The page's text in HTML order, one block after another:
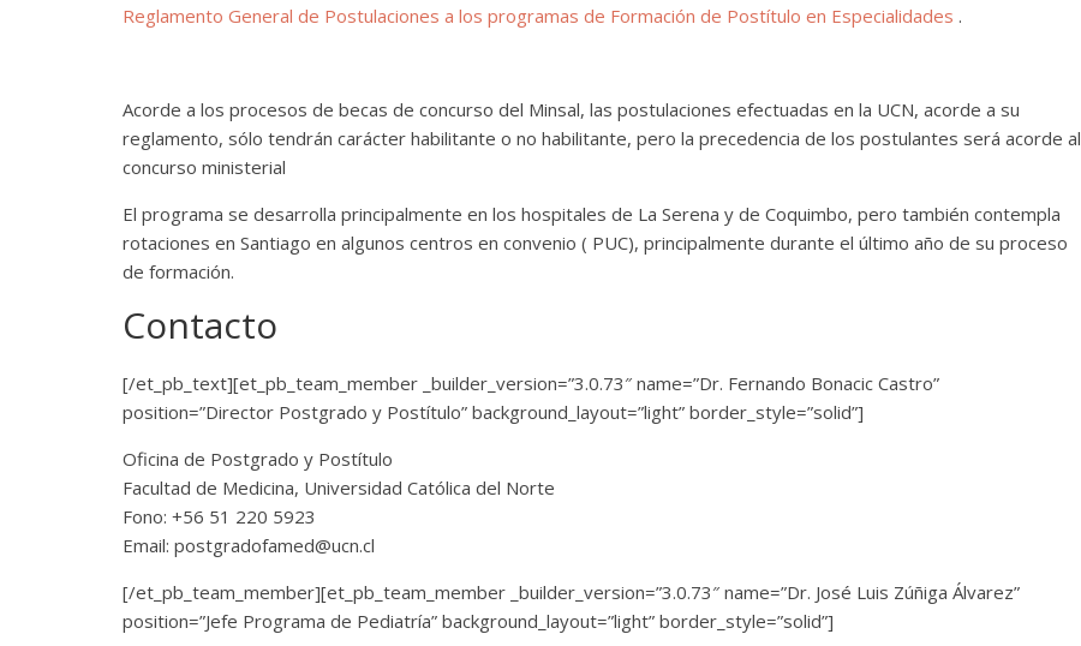
Reglamento General de Postulaciones a los programas de Formación de Postítulo en Especialidades .
Acorde a los procesos de becas de concurso del Minsal, las postulaciones efectuadas en la UCN, acorde a su
reglamento, sólo tendrán carácter habilitante o no habilitante, pero la precedencia de los postulantes será acorde al
concurso ministerial
El programa se desarrolla principalmente en los hospitales de La Serena y de Coquimbo, pero también contempla
rotaciones en Santiago en algunos centros en convenio ( PUC), principalmente durante el último año de su proceso
de formación.
Contacto
[/et_pb_text][et_pb_team_member _builder_version=”3.0.73″ name=”Dr. Fernando Bonacic Castro”
position=”Director Postgrado y Postítulo” background_layout=”light” border_style=”solid”]
Oficina de Postgrado y Postítulo
Facultad de Medicina, Universidad Católica del Norte
Fono: +56 51 220 5923
Email: postgradofamed@ucn.cl
[/et_pb_team_member][et_pb_team_member _builder_version=”3.0.73″ name=”Dr. José Luis Zúñiga Álvarez”
position=”Jefe Programa de Pediatría” background_layout=”light” border_style=”solid”]